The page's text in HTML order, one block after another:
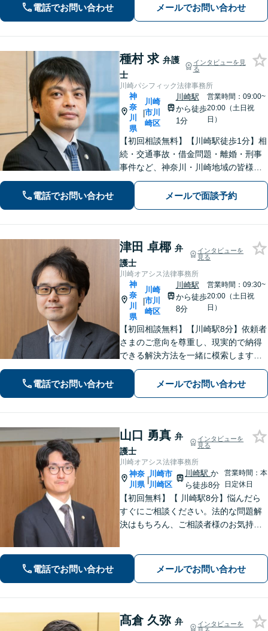
す。【地元密着】クチコミ・リピータ
ーの方も多数。「こんなことで」と思
電話でお問い合わせ メールでお問い合わせ
種村 求 弁護
士
インタビューを見
る
川崎パシフィック法律事務所
神
奈
川
県
|
川崎
市川
崎区
川崎駅
から徒歩
1分
営業時間：09:00~
20:00（土日祝
日）
【初回相談無料】【川崎駅徒歩1分】相
続・交通事故・借金問題・離婚・刑事
事件など、神奈川・川崎地域の皆様の
法律問題を解決すべく、親身になって
取り組みます。クチコミ・リピーター
の方も多数。お気軽にお問い合わせ下
電話でお問い合わせ メールで面談予約
津田 卓椰 弁
護士
インタビューを
見る
川崎オアシス法律事務所
神
奈
川
県
|
川崎
市川
崎区
川崎駅
から徒歩
8分
営業時間：09:30~
20:00（土日祝
日）
【初回相談無料】【川崎駅8分】依頼者
さまのご意向を尊重し、現実的で納得
できる解決方法を一緒に模索します
【離婚問題】調停・訴訟対応に豊富な
実績あり。人生の再出発を全力で応援
いたします【借金問題】状況を整理
電話でお問い合わせ メールでお問い合わせ
山口 勇真 弁
護士
インタビューを
見る
川崎オアシス法律事務所
神奈
川県
|
川崎市
川崎区
川崎駅 か
ら徒歩8分
営業時間：本
日定休日
【初回無料】【 川崎駅8分】悩んだら
すぐにご相談ください。法的な問題解
決はもちろん、ご相談者様のお気持ち
脚」の姿勢で解決まで伴走いたします
ので安心してお任せください。【WEB
電話でお問い合わせ メールでお問い合わせ
髙倉 久弥 弁
インタビューを